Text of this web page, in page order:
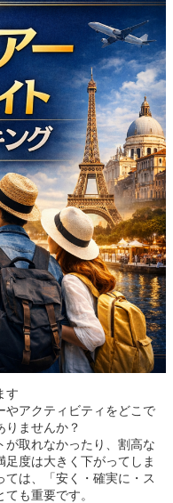
す
やアクティビティをどこで
りませんか？
が取れなかったり、割高な
度は大きく下がってしま
は、「安く・確実に・ス
も重要です。